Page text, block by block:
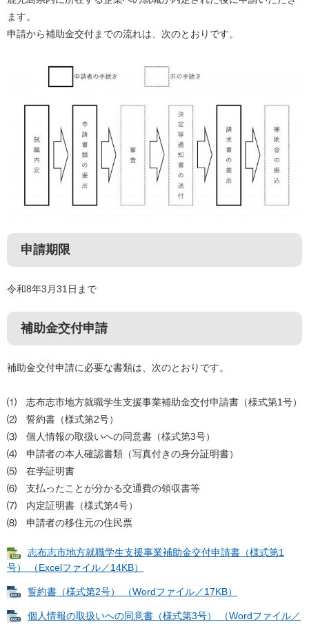
ます。
申請から補助金交付までの流れは、次のとおりです。
申請期限
令和8年3月31日まで
補助金交付申請
補助金交付申請に必要な書類は、次のとおりです。
⑴ 志布志市地方就職学生支援事業補助金交付申請書（様式第1号）
⑵ 誓約書（様式第2号）
⑶ 個人情報の取扱いへの同意書（様式第3号）
⑷ 申請者の本人確認書類（写真付きの身分証明書）
⑸ 在学証明書
⑹ 支払ったことが分かる交通費の領収書等
⑺ 内定証明書（様式第4号）
⑻ 申請者の移住元の住民票
志布志市地方就職学生支援事業補助金交付申請書（様式第1
号） （Excelファイル／14KB）
誓約書（様式第2号） （Wordファイル／17KB）
個人情報の取扱いへの同意書（様式第3号） （Wordファイル／